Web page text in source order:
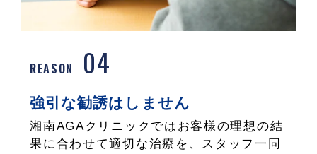
REASON 04
強引な勧誘はしません
湘南AGAクリニックではお客様の理想の結
果に合わせて適切な治療を、スタッフ一同